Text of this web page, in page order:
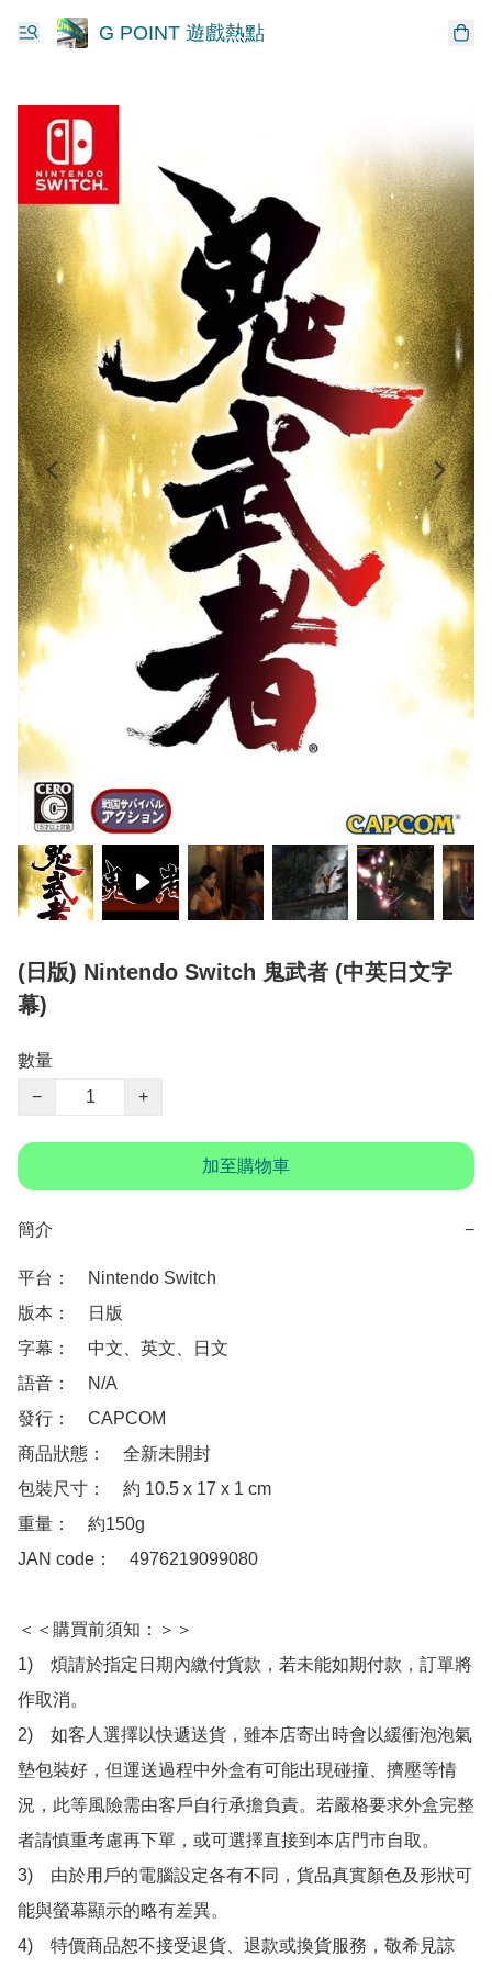
G POINT 遊戲熱點
(日版) Nintendo Switch 鬼武者 (中英日文字
幕)
數量
−
+
加至購物車
簡介 −
平台：　Nintendo Switch
版本：　日版
字幕：　中文、英文、日文
語音：　N/A
發行：　CAPCOM
商品狀態：　全新未開封
包裝尺寸：　約 10.5 x 17 x 1 cm
重量：　約150g
JAN code：　4976219099080
＜＜購買前須知：＞＞
1)　煩請於指定日期內繳付貨款，若未能如期付款，訂單將
作取消。
2)　如客人選擇以快遞送貨，雖本店寄出時會以緩衝泡泡氣
墊包裝好，但運送過程中外盒有可能出現碰撞、擠壓等情
況，此等風險需由客戶自行承擔負責。若嚴格要求外盒完整
者請慎重考慮再下單，或可選擇直接到本店門市自取。
3)　由於用戶的電腦設定各有不同，貨品真實顏色及形狀可
能與螢幕顯示的略有差異。
4)　特價商品恕不接受退貨、退款或換貨服務，敬希見諒